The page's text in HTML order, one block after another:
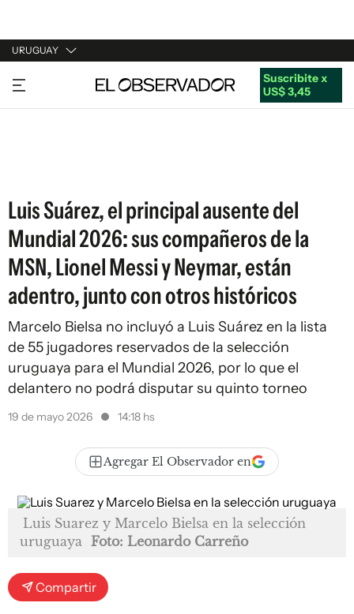
URUGUAY
URUGUAY
ARGENTINA
Suscribite x
US$ 3,45
Luis Suárez, el principal ausente del
Mundial 2026: sus compañeros de la
MSN, Lionel Messi y Neymar, están
adentro, junto con otros históricos
Marcelo Bielsa no incluyó a Luis Suárez en la lista
de 55 jugadores reservados de la selección
uruguaya para el Mundial 2026, por lo que el
delantero no podrá disputar su quinto torneo
19 de mayo 2026 14:18 hs
Agregar El Observador en
Luis Suarez y Marcelo Bielsa en la selección
uruguaya Foto: Leonardo Carreño
Compartir